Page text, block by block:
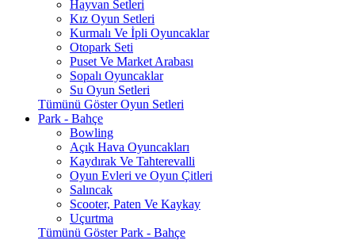
Hayvan Setleri
Kız Oyun Setleri
Kurmalı Ve İpli Oyuncaklar
Otopark Seti
Puset Ve Market Arabası
Sopalı Oyuncaklar
Su Oyun Setleri
Tümünü Göster Oyun Setleri
Park - Bahçe
Bowling
Açık Hava Oyuncakları
Kaydırak Ve Tahterevalli
Oyun Evleri ve Oyun Çitleri
Salıncak
Scooter, Paten Ve Kaykay
Uçurtma
Tümünü Göster Park - Bahçe